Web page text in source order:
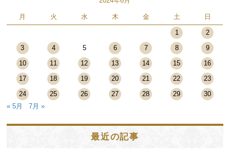
月 火 水 木 金 土 日
1
2
3
4 5 6 7 8
9
10
11 12 13 14 15
16
17
18 19 20 21 22
23
24
25 26 27 28 29
30
« 5月
7月 »
最近の記事